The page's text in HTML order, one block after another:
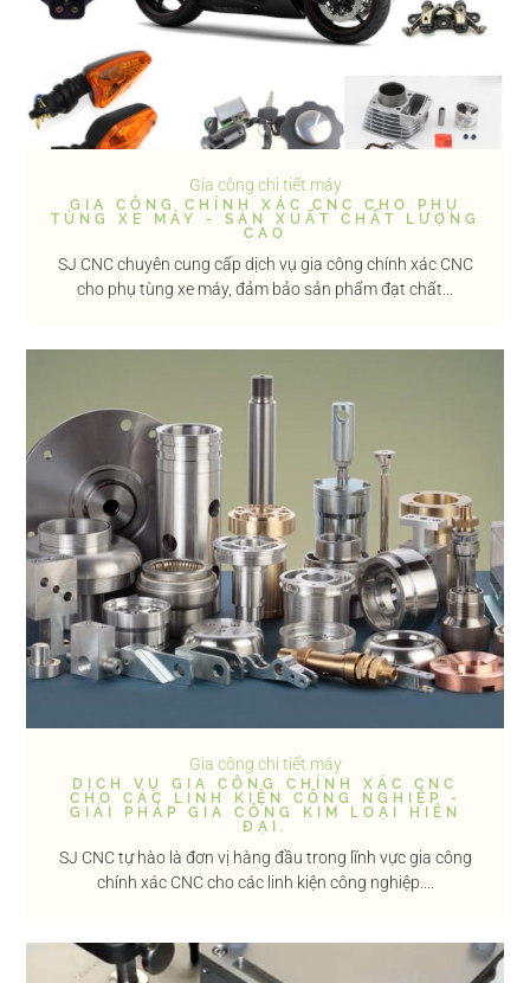
Gia công chi tiết máy
GIA CÔNG CHÍNH XÁC CNC CHO PHỤ
TÙNG XE MÁY - SẢN XUẤT CHẤT LƯỢNG
CAO
SJ CNC chuyên cung cấp dịch vụ gia công chính xác CNC
cho phụ tùng xe máy, đảm bảo sản phẩm đạt chất...
Gia công chi tiết máy
DỊCH VỤ GIA CÔNG CHÍNH XÁC CNC
CHO CÁC LINH KIỆN CÔNG NGHIỆP -
GIẢI PHÁP GIA CÔNG KIM LOẠI HIỆN
ĐẠI.
SJ CNC tự hào là đơn vị hàng đầu trong lĩnh vực gia công
chính xác CNC cho các linh kiện công nghiệp....